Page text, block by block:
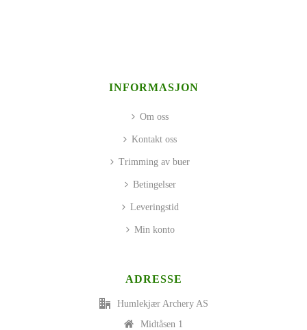
INFORMASJON
Om oss
Kontakt oss
Trimming av buer
Betingelser
Leveringstid
Min konto
ADRESSE
Humlekjær Archery AS
Midtåsen 1